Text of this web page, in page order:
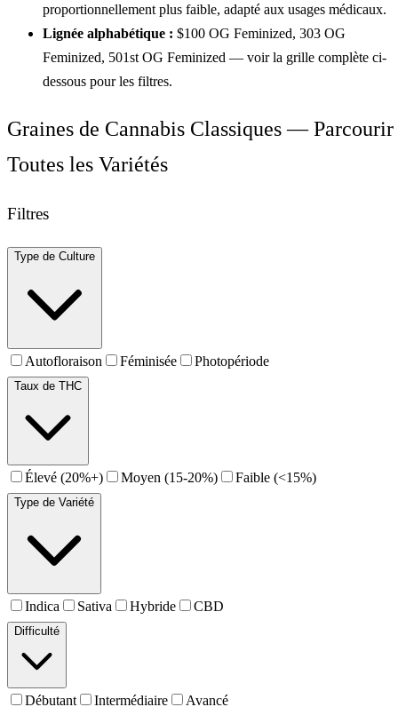
proportionnellement plus faible, adapté aux usages médicaux.
Lignée alphabétique : $100 OG Feminized, 303 OG
Feminized, 501st OG Feminized — voir la grille complète ci-
dessous pour les filtres.
Graines de Cannabis Classiques— Parcourir
Toutes les Variétés
Filtres
Type de Culture
Autofloraison Féminisée Photopériode
Taux de THC
Élevé (20%+) Moyen (15-20%) Faible (<15%)
Type de Variété
Indica Sativa Hybride CBD
Difficulté
Débutant Intermédiaire Avancé